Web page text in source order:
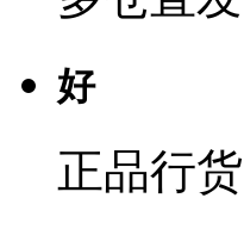
好
正品行